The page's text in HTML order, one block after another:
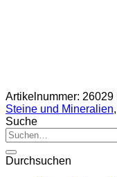
Artikelnummer: 26029
Steine und Mineralien,
Suche
Suche
nach:
Durchsuchen